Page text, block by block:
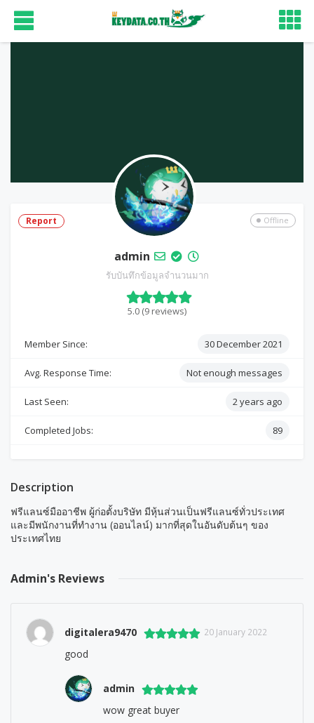
Offline
admin
รับบันทึกข้อมูลจำนวนมาก
5.0 (9 reviews)
Member Since: 30 December 2021
Avg. Response Time: Not enough messages
Last Seen: 2 years ago
Completed Jobs: 89
Report
Description
ฟรีแลนซ์มืออาชีพ ผู้ก่อตั้งบริษัท มีหุ้นส่วนเป็นฟรีแลนซ์ทั่วประเทศ
และมีพนักงานที่ทำงาน (ออนไลน์) มากที่สุดในอันดับต้นๆ ของ
ประเทศไทย
Admin's Reviews
digitalera9470 20 January 2022
good
admin
wow great buyer